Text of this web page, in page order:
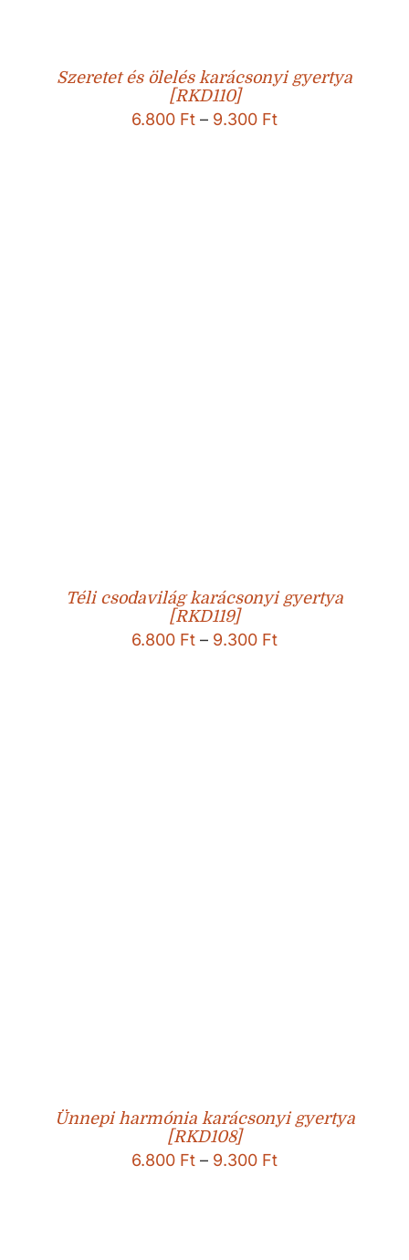
Szeretet és ölelés karácsonyi gyertya
[RKD110]
6.800 Ft – 9.300 FtÁrtartomány:
Téli csodavilág karácsonyi gyertya
[RKD119]
6.800 Ft – 9.300 FtÁrtartomány:
Ünnepi harmónia karácsonyi gyertya
[RKD108]
6.800 Ft – 9.300 FtÁrtartomány: